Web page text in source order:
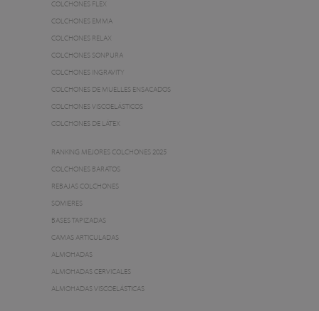
COLCHONES FLEX
COLCHONES EMMA
COLCHONES RELAX
COLCHONES SONPURA
COLCHONES INGRAVITY
COLCHONES DE MUELLES ENSACADOS
COLCHONES VISCOELÁSTICOS
COLCHONES DE LÁTEX
RANKING MEJORES COLCHONES 2025
COLCHONES BARATOS
REBAJAS COLCHONES
SOMIERES
BASES TAPIZADAS
CAMAS ARTICULADAS
ALMOHADAS
ALMOHADAS CERVICALES
ALMOHADAS VISCOELÁSTICAS